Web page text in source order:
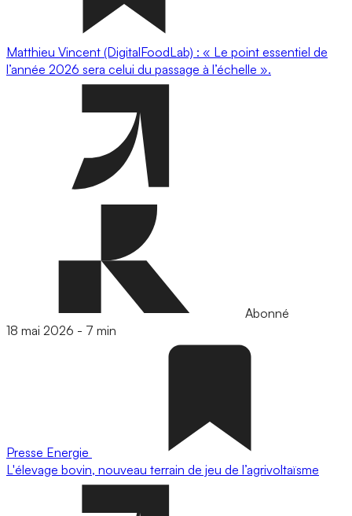
Matthieu Vincent (DigitalFoodLab) : « Le point essentiel de
l’année 2026 sera celui du passage à l’échelle ».
Abonné
18 mai 2026 - 7 min
Presse Energie
L'élevage bovin, nouveau terrain de jeu de l’agrivoltaïsme